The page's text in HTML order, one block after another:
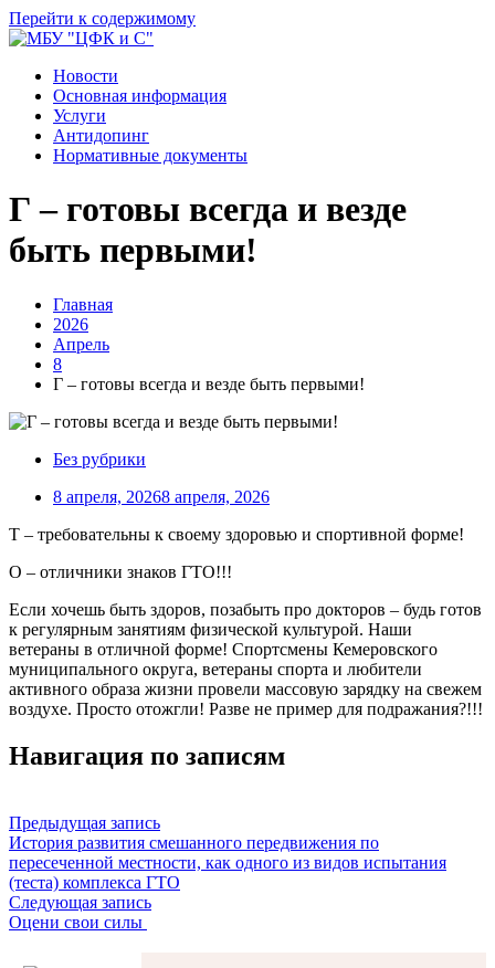
Перейти к содержимому
Новости
Основная информация
Услуги
Антидопинг
Нормативные документы
Г – готовы всегда и везде
быть первыми!
Главная
2026
Апрель
8
Г – готовы всегда и везде быть первыми!
Без рубрики
8 апреля, 20268 апреля, 2026
Т – требовательны к своему здоровью и спортивной форме!
О – отличники знаков ГТО!!!
Если хочешь быть здоров, позабыть про докторов – будь готов
к регулярным занятиям физической культурой. Наши
ветераны в отличной форме! Спортсмены Кемеровского
муниципального округа, ветераны спорта и любители
активного образа жизни провели массовую зарядку на свежем
воздухе. Просто отожгли! Разве не пример для подражания?!!!
Навигация по записям
Предыдущая запись
История развития смешанного передвижения по
пересеченной местности, как одного из видов испытания
(теста) комплекса ГТО
Следующая запись
Оцени свои силы